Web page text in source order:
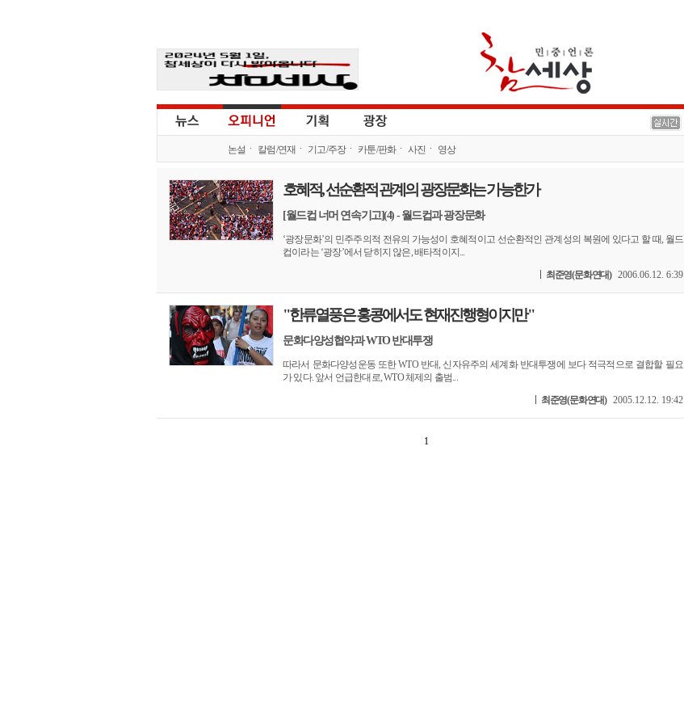
논설 칼럼/연재 기고/주장 카툰/판화 사진 영상
호혜적, 선순환적 관계의 광장문화는 가능한가
[월드컵 너머 연속기고](4) - 월드컵과 광장문화
‘광장문화’의 민주주의적 전유의 가능성이 호혜적이고 선순환적인 관계성의 복원에 있다고 할 때, 월드
컵이라는 ‘광장’에서 닫히지 않은, 배타적이지...
최준영(문화연대) 2006.06.12. 6:39
"한류열풍은 홍콩에서도 현재진행형이지만"
문화다양성협약과 WTO 반대투쟁
따라서 문화다양성운동 또한 WTO 반대, 신자유주의 세계화 반대투쟁에 보다 적극적으로 결합할 필요
가 있다. 앞서 언급한대로, WTO 체제의 출범...
최준영(문화연대) 2005.12.12. 19:42
1